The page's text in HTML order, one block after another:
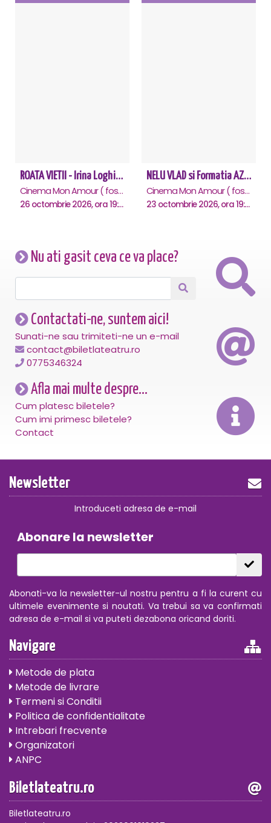
ROATA VIETII - Irina Loghin și Maria Dragomiroiu - Piatra Neamt
Cinema Mon Amour ( fost Dacia ), Piatra-Neamt
26 octombrie 2026, ora 19:00
NELU VLAD si Formatia AZUR - Turneu Aniversar 50 de ani - Piatra Neamt
Cinema Mon Amour ( fost Dacia ), Piatra-Neamt
23 octombrie 2026, ora 19:30
Nu ati gasit ceva ce va place?
Contactati-ne, suntem aici!
Sunati-ne sau trimiteti-ne un e-mail
contact@biletlateatru.ro
0775346324
Afla mai multe despre...
Cum platesc biletele?
Cum imi primesc biletele?
Contact
Newsletter
Introduceti adresa de e-mail
Abonare la newsletter
Abonati-va la newsletter-ul nostru pentru a fi la curent cu
ultimele evenimente si noutati. Va trebui sa va confirmati
adresa de e-mail si va puteti dezabona oricand doriti.
Navigare
Metode de plata
Metode de livrare
Termeni si Conditii
Politica de confidentialitate
Intrebari frecvente
Organizatori
ANPC
Biletlateatru.ro
Biletlateatru.ro